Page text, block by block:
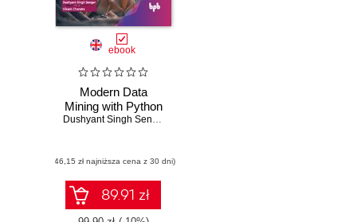
ebook
Modern Data
Mining with Python
Dushyant Singh Sengar
(46,15 zł najniższa cena z 30 dni)
89.91 zł